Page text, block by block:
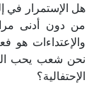
هل الإستمرار في
من دون أدنى
والإعتداءات هو
نحن شعب يحب
الإحتفالية؟